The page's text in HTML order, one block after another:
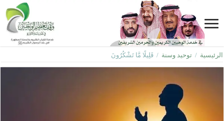
الرئيسية / توحيد وسنة / قَلِيلًا مَّا تَشْكُرُونَ